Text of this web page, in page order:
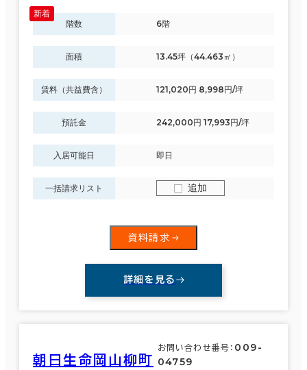
階数 6階
面積 13.45坪（44.463㎡）
賃料（共益費含） 121,020円 8,998円/坪
預託金 242,000円 17,993円/坪
入居可能日 即日
一括請求リスト 追加
資料請求
詳細を見る
朝日生命岡山柳町
お問い合わせ番号： 009-
04759